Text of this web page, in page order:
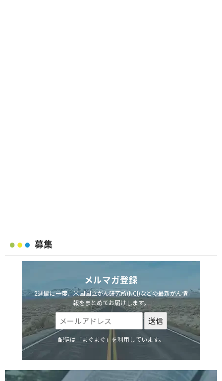
募集
メルマガ登録
2週間に一度、米国国立がん研究所(NCI)などの最新がん情
報をまとめてお届けします。
配信は「まぐまぐ」を利用しています。